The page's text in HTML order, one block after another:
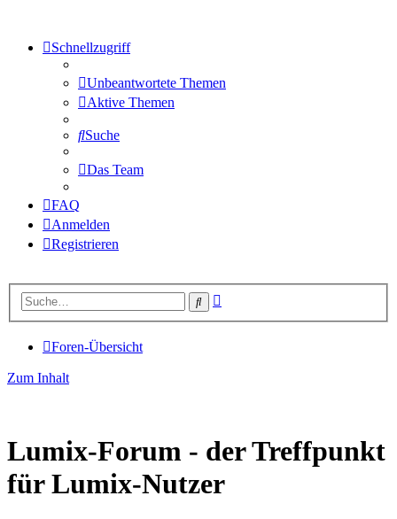
Schnellzugriff
Unbeantwortete Themen
Aktive Themen
Suche
Das Team
FAQ
Anmelden
Registrieren
Suche
Foren-Übersicht
Zum Inhalt
Lumix-Forum - der Treffpunkt
für Lumix-Nutzer